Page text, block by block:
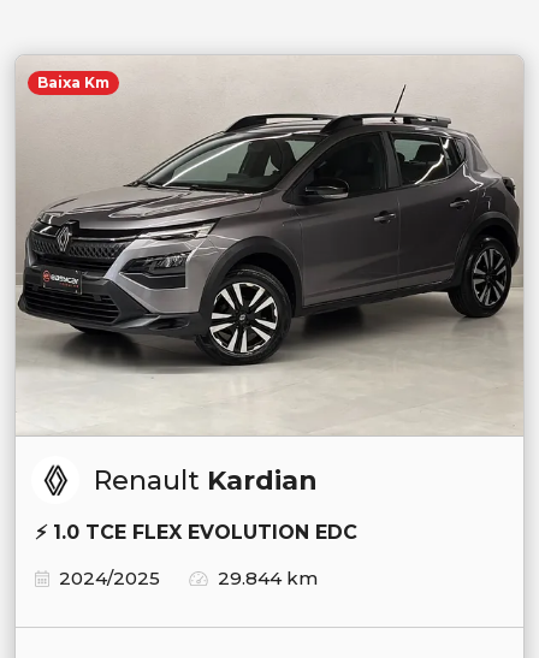
Baixa Km
Renault Kardian
⚡ 1.0 TCE FLEX EVOLUTION EDC
2024/2025
29.844 km